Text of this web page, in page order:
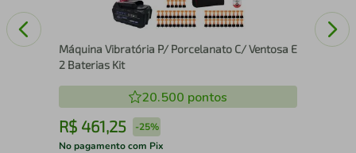
Máquina Vibratória P/ Porcelanato C/ Ventosa E
2 Baterias Kit
20.500 pontos
R$ 461,25 -25%
No pagamento com Pix